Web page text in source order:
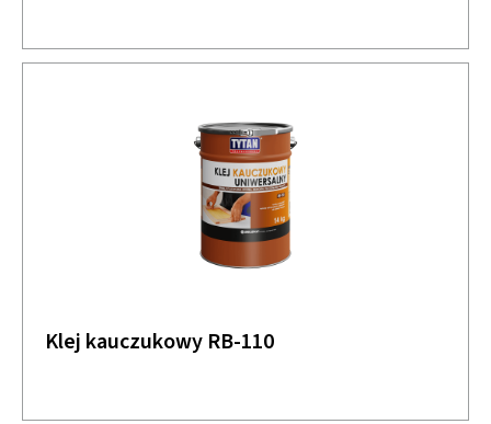
Klej kauczukowy RB-110